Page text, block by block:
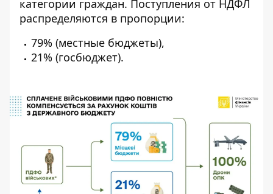
категории граждан. Поступления от НДФЛ
распределяются в пропорции:
79% (местные бюджеты),
21% (госбюджет).